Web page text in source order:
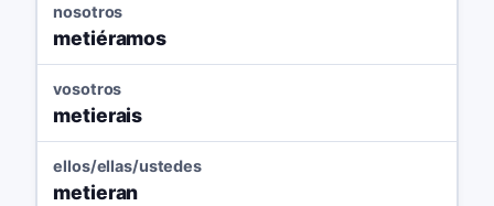
nosotros
metiéramos
vosotros
metierais
ellos/ellas/ustedes
metieran